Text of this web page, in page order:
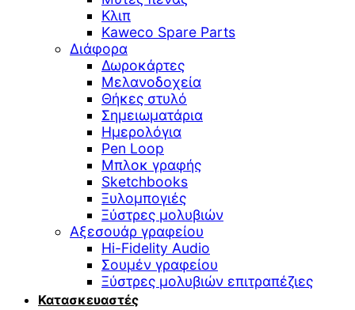
Κλιπ
Kaweco Spare Parts
Διάφορα
Δωροκάρτες
Μελανοδοχεία
Θήκες στυλό
Σημειωματάρια
Ημερολόγια
Pen Loop
Μπλοκ γραφής
Sketchbooks
Ξυλομπογιές
Ξύστρες μολυβιών
Αξεσουάρ γραφείου
Hi-Fidelity Audio
Σουμέν γραφείου
Ξύστρες μολυβιών επιτραπέζιες
Κατασκευαστές